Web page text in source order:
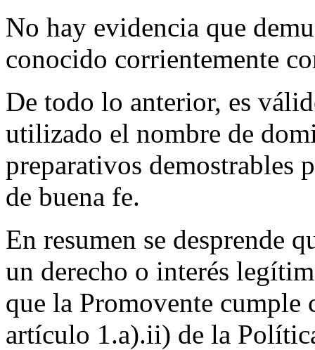
No hay evidencia que
conocido corrientemente
De todo lo anterior, es
utilizado el nombre de
preparativos demostrables
de buena fe.
En resumen se desprende
un derecho o interés
que la Promovente cumple
artículo 1.a).ii) de la